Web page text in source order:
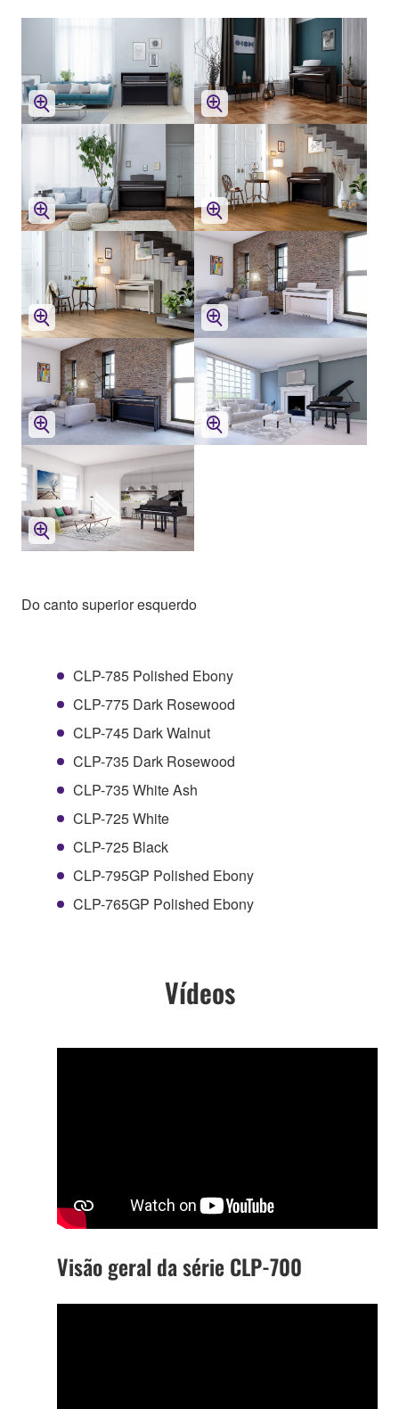
Do canto superior esquerdo
CLP-785 Polished Ebony
CLP-775 Dark Rosewood
CLP-745 Dark Walnut
CLP-735 Dark Rosewood
CLP-735 White Ash
CLP-725 White
CLP-725 Black
CLP-795GP Polished Ebony
CLP-765GP Polished Ebony
Vídeos
Visão geral da série CLP-700